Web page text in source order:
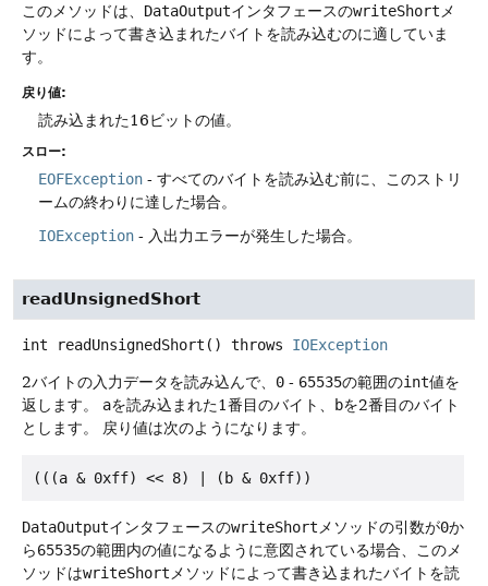
このメソッドは、 DataOutputインタフェースのwriteShort メ
ソッドによって書き込まれたバイトを読み込むのに適していま
す。
戻り値:
読み込まれた16ビットの値。
スロー:
EOFException - すべてのバイトを読み込む前に、このストリ
ームの終わりに達した場合。
IOException - 入出力エラーが発生した場合。
readUnsignedShort
int readUnsignedShort () throws IOException
2バイトの入力データを読み込んで、 0 - 65535の範囲のint値を
返します。
aを読み込まれた1番目のバイト、 bを2番目のバイト
とします。
戻り値は次のようになります。
DataOutputインタフェースのwriteShort メソッドの引数が0か
ら65535の範囲内の値になるように意図されている場合、このメ
ソッドはwriteShort メソッドによって書き込まれたバイトを読